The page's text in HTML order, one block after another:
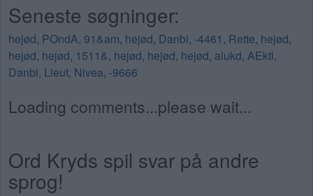
Seneste søgninger:
hejød, POndA, 91&am, hejød, Danbi, -4461, Rette, hejød,
hejød, hejød, 1511&, hejød, hejød, hejød, alukd, AEktl,
Danbi, Lieut, Nivea, -9666
Loading comments...please wait...
Ord Kryds spil svar på andre
sprog!